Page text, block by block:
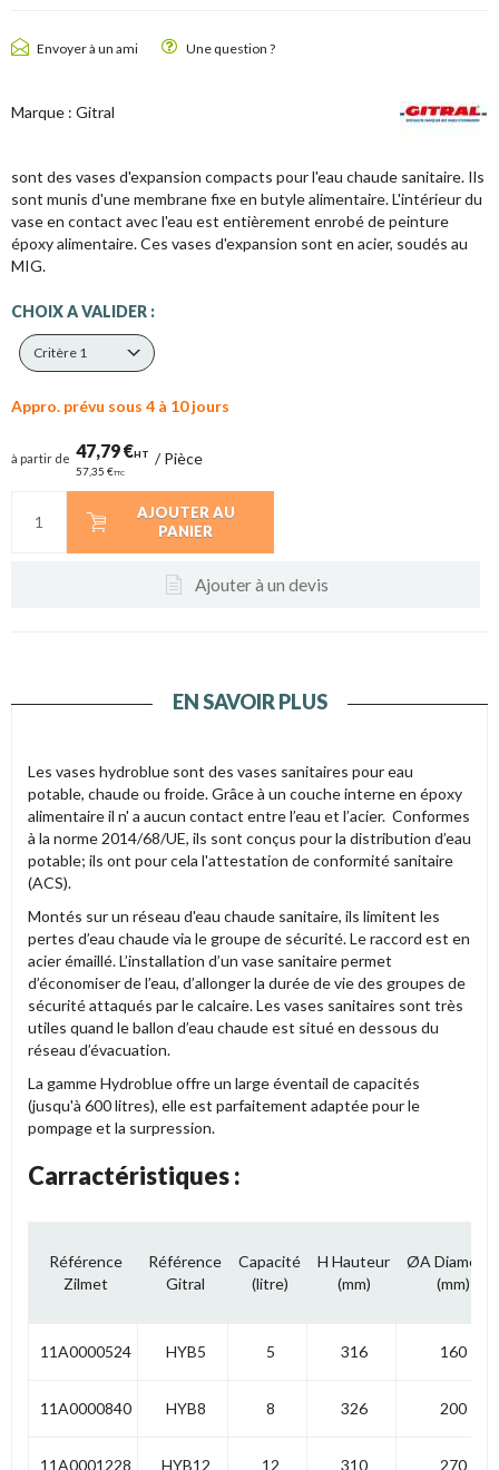
Envoyer à un ami Une question ?
Marque : Gitral
sont des vases d'expansion compacts pour l'eau chaude sanitaire. Ils
sont munis d'une membrane fixe en butyle alimentaire. L'intérieur du
vase en contact avec l'eau est entièrement enrobé de peinture
époxy alimentaire. Ces vases d'expansion sont en acier, soudés au
MIG.
CHOIX A VALIDER :
Critère 1
Appro. prévu sous 4 à 10 jours
à partir de 47,79 €HT
57,35 €TTC
/Pièce
AJOUTER AU
PANIER
Ajouter à un devis
EN SAVOIR PLUS
Les vases hydroblue sont des vases sanitaires pour eau
potable, chaude ou froide. Grâce à un couche interne en époxy
alimentaire il n' a aucun contact entre l’eau et l’acier. Conformes
à la norme 2014/68/UE, ils sont conçus pour la distribution d’eau
potable; ils ont pour cela l'attestation de conformité sanitaire
(ACS).
Montés sur un réseau d'eau chaude sanitaire, ils limitent les
pertes d’eau chaude via le groupe de sécurité. Le raccord est en
acier émaillé. L’installation d’un vase sanitaire permet
d’économiser de l’eau, d’allonger la durée de vie des groupes de
sécurité attaqués par le calcaire. Les vases sanitaires sont très
utiles quand le ballon d’eau chaude est situé en dessous du
réseau d’évacuation.
La gamme Hydroblue offre un large éventail de capacités
(jusqu'à 600 litres), elle est parfaitement adaptée pour le
pompage et la surpression.
Carractéristiques :
Référence
Zilmet
Référence
Gitral
Capacité
(litre)
H Hauteur
(mm)
ØA Diamètre
(mm)
11A0000524 HYB5 5 316 160
11A0000840 HYB8 8 326 200
11A0001228 HYB12 12 310 270